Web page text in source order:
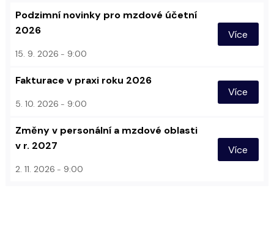
Podzimní novinky pro mzdové účetní
2026
15. 9. 2026 9:00
Více
Fakturace v praxi roku 2026
5. 10. 2026 9:00
Více
Změny v personální a mzdové oblasti
v r. 2027
2. 11. 2026 9:00
Více